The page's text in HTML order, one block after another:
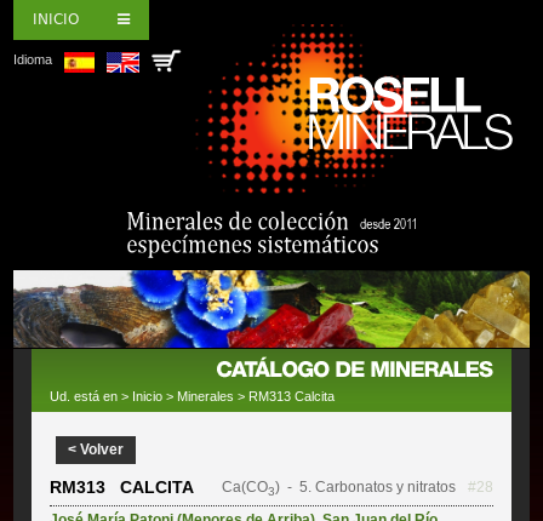
INICIO
Idioma
Ud. está en > Inicio > Minerales > RM313 Calcita
< Volver
RM313 CALCITA Ca(CO3)- 5. Carbonatos y nitratos
#28